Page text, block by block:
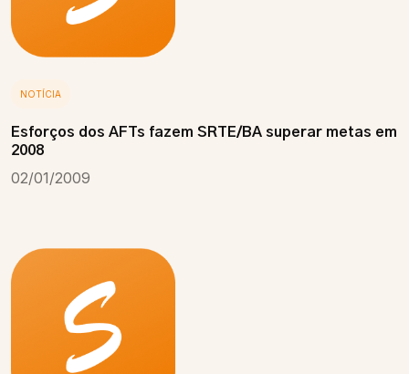
NOTÍCIA
Esforços dos AFTs fazem SRTE/BA superar metas em
2008
02/01/2009